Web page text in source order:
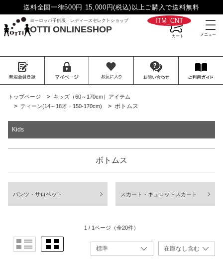
送料全国一律500円 15,000円(税込)以上ご購入で送料無料
ヨーロッパ子供服・レディースセレクトショップ
OTTI ONLINESHOP
__ITM_CNT__
トップページ > キッズ（60～170cm）アイテム
> ティーン(14～18才・150-170cm) > ボトムス
Kids
ボトムス
パンツ・サロペット スカート・キュロットスカート
1 / 1ページ （全20件）